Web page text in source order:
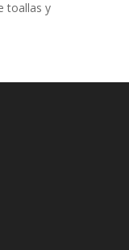
toallas y